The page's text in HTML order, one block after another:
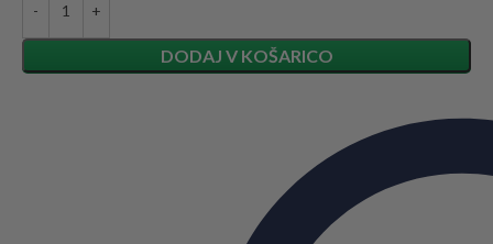
DODAJ V KOŠARICO